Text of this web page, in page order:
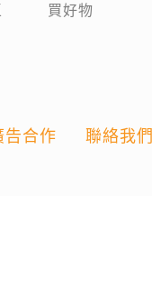
買好物
告合作 聯絡我們